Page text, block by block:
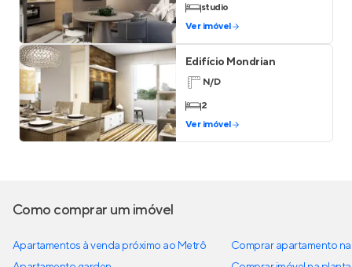
studio
Ver imóvel
Edifício Mondrian
N/D
2
Ver imóvel
Como comprar um imóvel
Apartamentos à venda próximo ao Metrô
Comprar apartamento